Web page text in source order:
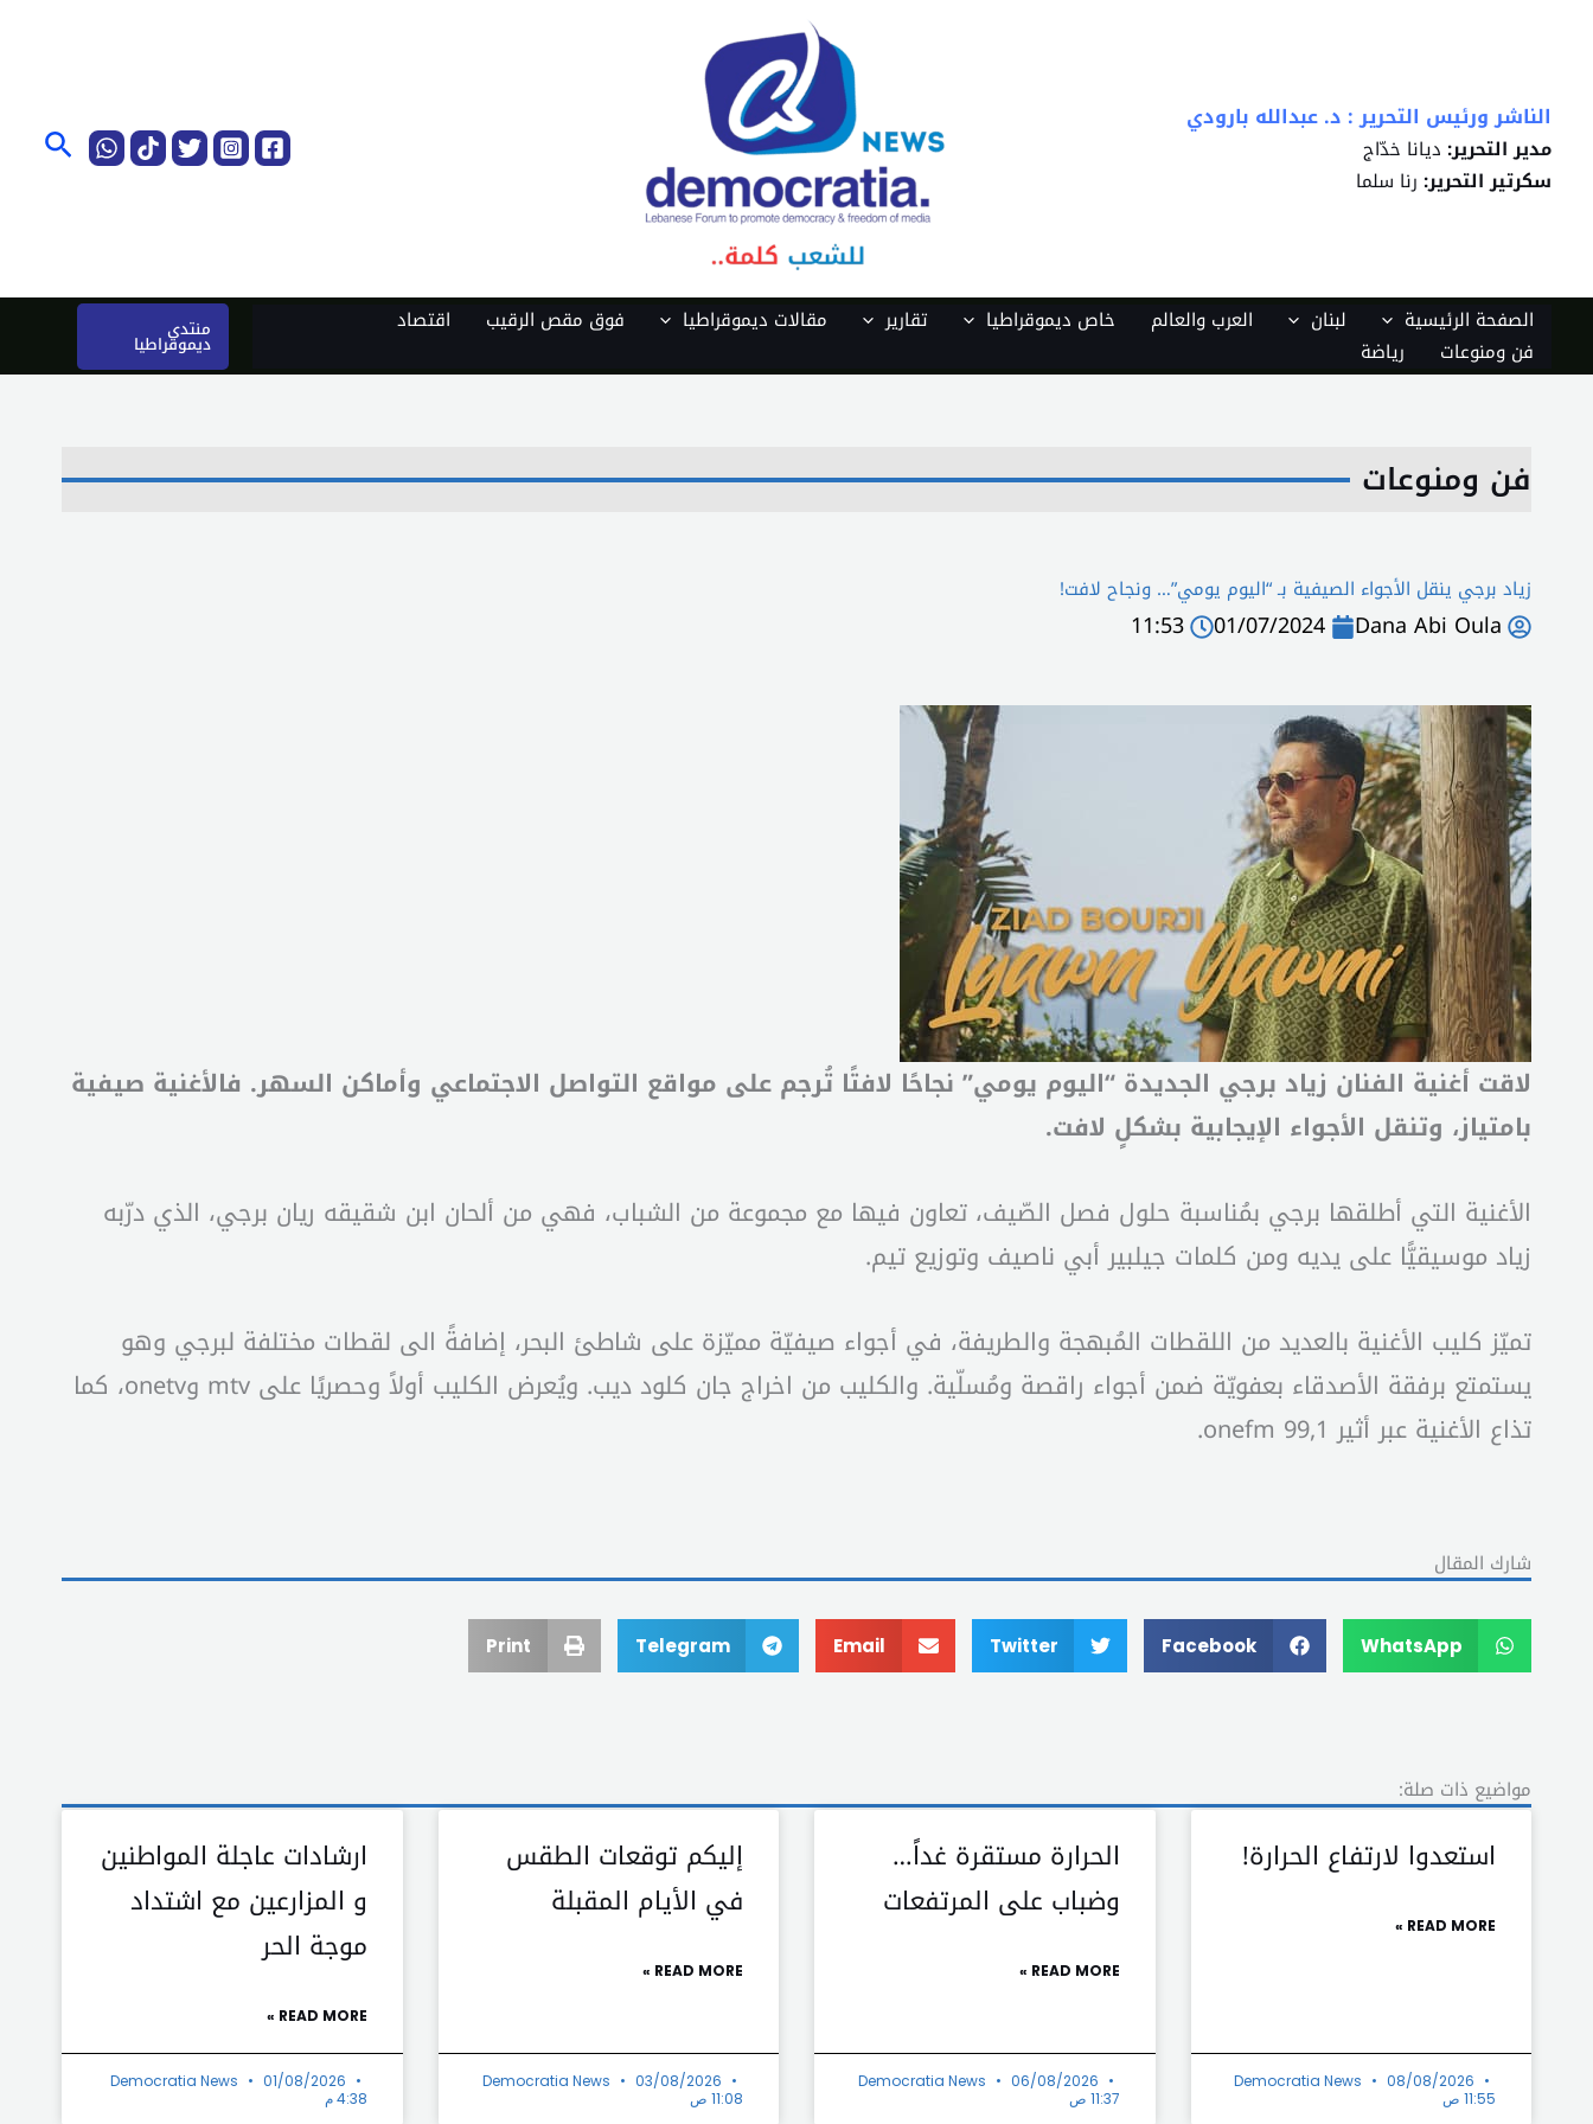
الناشر ورئيس التحرير : د. عبدالله بارودي
مدير التحرير: ديانا خدّاج
سكرتير التحرير: رنا سلما
الصفحة الرئيسية لبنان العرب والعالم خاص ديموقراطيا تقارير مقالات ديموقراطيا فوق مقص الرقيب
اقتصاد
فن ومنوعات
رياضة
منتدى
ديموقراطيا
فن ومنوعات
زياد برجي ينقل الأجواء الصيفية بـ “اليوم يومي”… ونجاح لافت!
Dana Abi Oula
01/07/2024
11:53
لاقت أغنية الفنان زياد برجي الجديدة “اليوم يومي” نجاحًا لافتًا تُرجم على مواقع التواصل الاجتماعي وأماكن السهر. فالأغنية صيفية
بامتياز، وتنقل الأجواء الإيجابية بشكلٍ لافت.
الأغنية التي أطلقها برجي بمُناسبة حلول فصل الصّيف، تعاون فيها مع مجموعة من الشباب، فهي من ألحان ابن شقيقه ريان برجي، الذي درّبه
زياد موسيقيًّا على يديه ومن كلمات جيلبير أبي ناصيف وتوزيع تيم.
تميّز كليب الأغنية بالعديد من اللقطات المُبهجة والطريفة، في أجواء صيفيّة مميّزة على شاطئ البحر، إضافةً الى لقطات مختلفة لبرجي وهو
يستمتع برفقة الأصدقاء بعفويّة ضمن أجواء راقصة ومُسلّية. والكليب من اخراج جان كلود ديب. ويُعرض الكليب أولاً وحصريًا على mtv وonetv، كما
تذاع الأغنية عبر أثير onefm 99,1.
شارك المقال
WhatsApp
Facebook
Twitter
Email
Telegram
Print
مواضيع ذات صلة:
استعدوا لارتفاع الحرارة!
READ MORE »
Democratia News
08/08/2026
11:55 ص
الحرارة مستقرة غداً…
وضباب على المرتفعات
READ MORE »
Democratia News
06/08/2026
11:37 ص
إليكم توقعات الطقس
في الأيام المقبلة
READ MORE »
Democratia News
03/08/2026
11:08 ص
ارشادات عاجلة المواطنين
و المزارعين مع اشتداد
موجة الحر
READ MORE »
Democratia News
01/08/2026
4:38 م